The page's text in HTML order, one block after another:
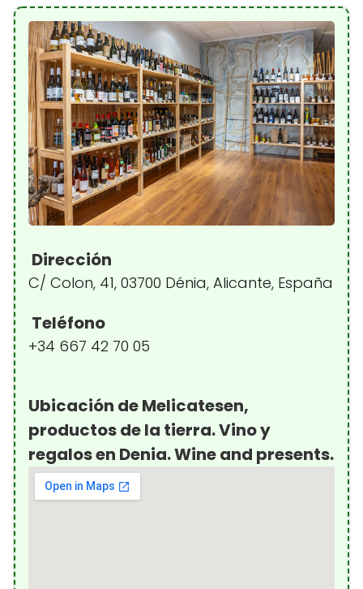
Dirección
C/ Colon, 41, 03700 Dénia, Alicante, España
Teléfono
+34 667 42 70 05
Ubicación de Melicatesen,
productos de la tierra. Vino y
regalos en Denia. Wine and presents.